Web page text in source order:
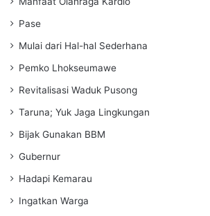
Pase
Mulai dari Hal-hal Sederhana
Pemko Lhokseumawe
Revitalisasi Waduk Pusong
Taruna; Yuk Jaga Lingkungan
Bijak Gunakan BBM
Gubernur
Hadapi Kemarau
Ingatkan Warga